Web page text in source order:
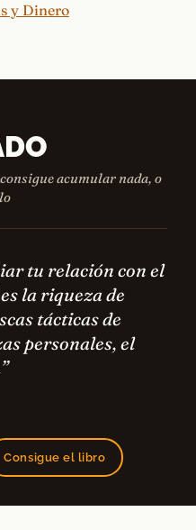
y Dinero
acumular nada, o
tu relación con el
la riqueza de
tácticas de
personales, el
Consigue el libro